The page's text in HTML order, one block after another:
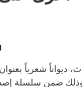
ديواناً شعرياً
ضمن سلسلة